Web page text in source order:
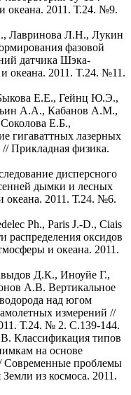
океана. 2011. Т.24. №9.
Лавринова Л.Н., Лукин
фазовой
датчика Шэка-
океана. 2011. T.24. №11.
Е.Е., Гейнц Ю.Э.,
А.А., Кабанов А.М.,
Е.Б.,
гигаваттных лазерных
Прикладная физика.
дисперсного
дымки и лесных
океана. 2011. Т.24. №6.
Ph., Paris J.-D., Ciais
оксидов
и океана. 2011.
Д.К., Иноуйе Г.,
А.В. Вертикальное
над югом
измерений //
Т.24. № 2. С.139-144.
Классификация типов
на основе
Современные проблемы
из космоса. 2011.